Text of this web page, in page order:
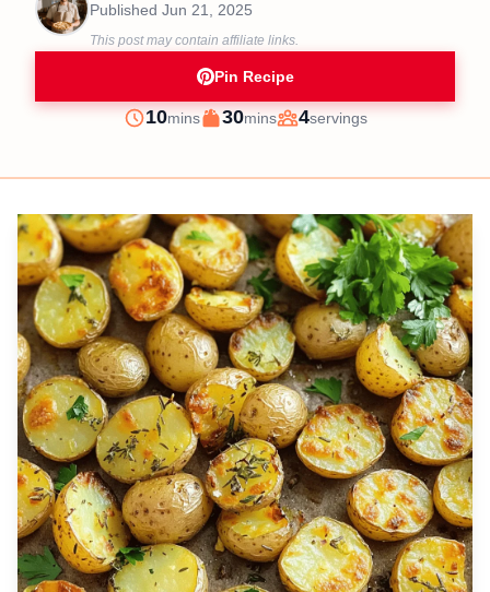
Published Jun 21, 2025
This post may contain affiliate links.
Pin Recipe
Prep
10minutes
mins
Cook
30minutes
mins
Servings
4servings